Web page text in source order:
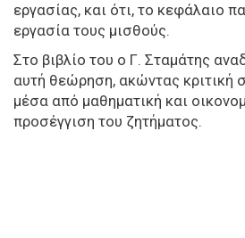
εργασίας, και ότι, το κεφάλαιο
εργασία τους μισθούς.
Στο βιβλίο του ο Γ. Σταμάτης
αυτή θεώρηση, ακώντας κριτική
μέσα από μαθηματική και
προσέγγιση του ζητήματος.